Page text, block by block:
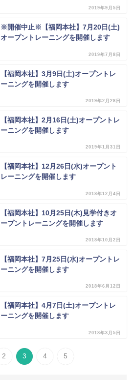
2019年9月5日
※開催中止※【福岡本社】7月20日(土)
オープントレーニングを開催します
2019年7月8日
【福岡本社】3月9日(土)オープントレ
ーニングを開催します
2019年2月28日
【福岡本社】2月16日(土)オープントレ
ーニングを開催します
2019年1月31日
【福岡本社】12月26日(水)オープント
レーニングを開催します
2018年12月4日
【福岡本社】10月25日(木)見学付きオ
ープントレーニングを開催します
2018年10月2日
【福岡本社】7月25日(水)オープントレ
ーニングを開催します
2018年6月12日
【福岡本社】4月7日(土)オープントレ
ーニングを開催します
2018年3月5日
2 3 4 5